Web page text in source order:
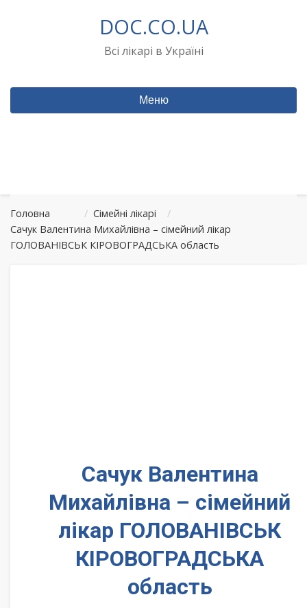
DOC.CO.UA
Всі лікарі в Україні
Меню
Головна / Сімейні лікарі
/
Сачук Валентина Михайлівна – сімейний лікар
ГОЛОВАНІВСЬК КІРОВОГРАДСЬКА область
Сачук Валентина
Михайлівна – сімейний
лікар ГОЛОВАНІВСЬК
КІРОВОГРАДСЬКА
область